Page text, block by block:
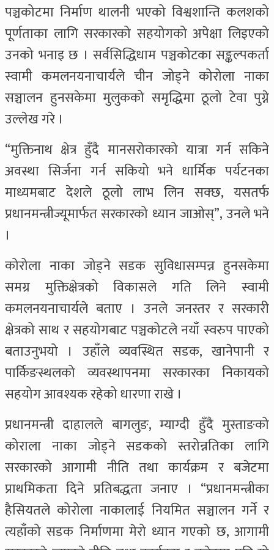
पञ्चकोटमा निर्माण थालनी भएको विश्वशान्ति कलशको
पूर्णताका लागि सरकारको सहयोगको अपेक्षा लिइएको
उनको भनाइ छ । सर्वसिद्धिधाम पञ्चकोटका सङ्कल्पकर्ता
स्वामी कमलनयनाचार्यले चीन जोड्ने कोरोला नाका
सञ्चालन हुनसकेमा मुलुकको समृद्धिमा ठूलो टेवा पुग्ने
उल्लेख गरे ।
“मुक्तिनाथ क्षेत्र हुँदै मानसरोकारको यात्रा गर्न सकिने
अवस्था सिर्जना गर्न सकियो भने धार्मिक पर्यटनका
माध्यमबाट देशले ठूलो लाभ लिन सक्छ, यसतर्फ
प्रधानमन्त्रीज्यूमार्फत सरकारको ध्यान जाओस्”, उनले भने
।
कोरोला नाका जोड्ने सडक सुविधासम्पन्न हुनसकेमा
समग्र मुक्तिक्षेत्रको विकासले गति लिने स्वामी
कमलनयनाचार्यले बताए । उनले जनस्तर र सरकारी
क्षेत्रको साथ र सहयोगबाट पञ्चकोटले नयाँ स्वरुप पाएको
बताउनुभयो । उहाँले व्यवस्थित सडक, खानेपानी र
पार्किङस्थलको व्यवस्थापनमा सरकारका निकायको
सहयोग आवश्यक रहेको धारणा राखे ।
प्रधानमन्त्री दाहालले बागलुङ, म्याग्दी हुँदै मुस्ताङको
कोराला नाका जोड्ने सडकको स्तरोन्नतिका लागि
सरकारको आगामी नीति तथा कार्यक्रम र बजेटमा
प्राथमिकता दिने प्रतिबद्धता जनाए । “प्रधानमन्त्रीका
हैसियतले कोरोला नाकालाई नियमित सञ्चालन गर्ने र
त्यहाँको सडक निर्माणमा मेरो ध्यान गएको छ, आगामी